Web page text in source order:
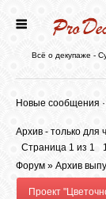
БЛОГ
ФОРУМ
Всё о декупаже -
Новые сообщения ·
Архив - только для
Страница 1 из 1
Форум » Архив
Проект